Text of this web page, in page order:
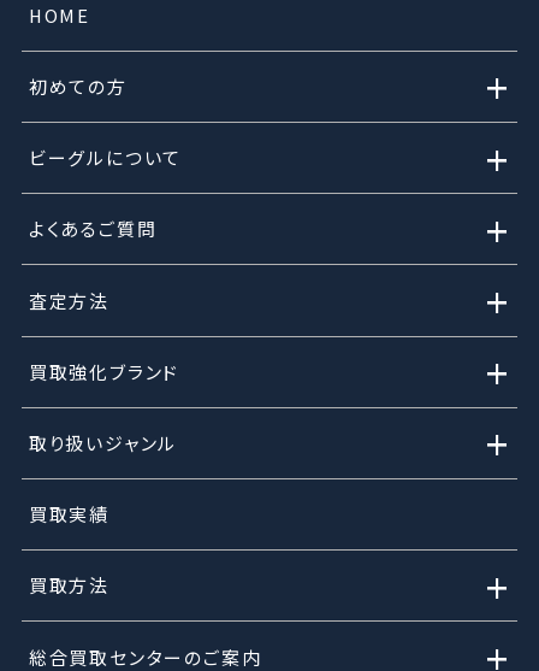
HOME
初めての方 +
ビーグルについて +
よくあるご質問 +
査定方法 +
買取強化ブランド +
取り扱いジャンル +
買取実績
買取方法 +
総合買取センターのご案内 +